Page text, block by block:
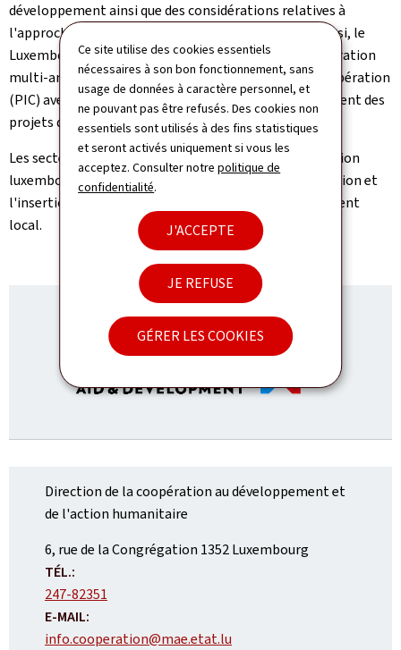
Ce site utilise des cookies essentiels
nécessaires à son bon fonctionnement, sans
usage de données à caractère personnel, et
ne pouvant pas être refusés. Des cookies non
essentiels sont utilisés à des fins statistiques
et seront activés uniquement si vous les
acceptez. Consulter notrepolitique de
confidentialité.
J'ACCEPTE
JE REFUSE
GÉRER LES COOKIES
développement ainsi que des considérations relatives à
l'approche régionale et aux situations de fragilité. Ainsi, le
Luxembourg met en œuvre des programmes de coopération
multi-annuels appelés Programmes Indicatifs de Coopération
(PIC) avec trois "
pays partenaires
" et soutient également des
projets dans douze autres pays dits "pays à projets".
Les secteurs d'intervention prioritaires de la Coopération
luxembourgeoise sont l'éducation y compris la formation et
l'insertion professionnelle, la santé et le développement
local.
Direction de la coopération au développement et
de l'action humanitaire
ADRESSE
:
6, rue de la Congrégation 1352Luxembourg
TÉL.:
247-82351
E-MAIL:
info.cooperation@mae.etat.lu